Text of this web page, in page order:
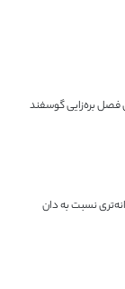
فصل بره‌زایی گوسفند
نسبت به دان